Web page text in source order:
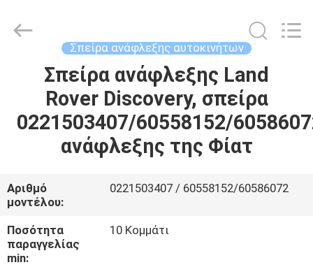
ΑΡΧΙΚΉ
ΣΕΛΊΔΑ
ΠΡΟΪΌΝΤΑ
ΣΧΕΤΙΚΆ
ΜΕ
ΕΜΆΣ
Copyright
Σπείρα ανάφλεξης αυτοκινήτων
Σπείρα ανάφλεξης Land
Rover Discovery, σπείρα
0221503407/60558152/
ανάφλεξης της Φίατ
Αριθμό
μοντέλου:
0221503407 / 60558152/60586072
Ποσότητα
παραγγελίας
min:
10 Κομμάτι